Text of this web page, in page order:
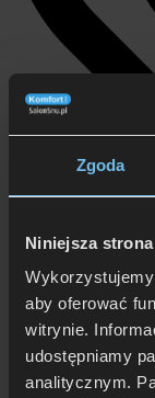
Zgoda
Niniejsza
aby oferować
witrynie.
udostępniamy
analitycznym.
506 626 678-
Zadzwoń i dowiedz